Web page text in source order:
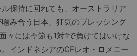
保持に回れても、オーストラリア
み合う日本。狂気のプレッシング
々には今節も1対1で負けてはいけな
インドネシアのCFレオ・ロメニー